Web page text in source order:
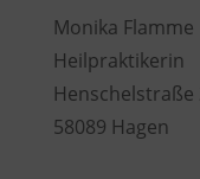
Monika Flamme
Heilpraktikerin
Henschelstraße
58089 Hagen